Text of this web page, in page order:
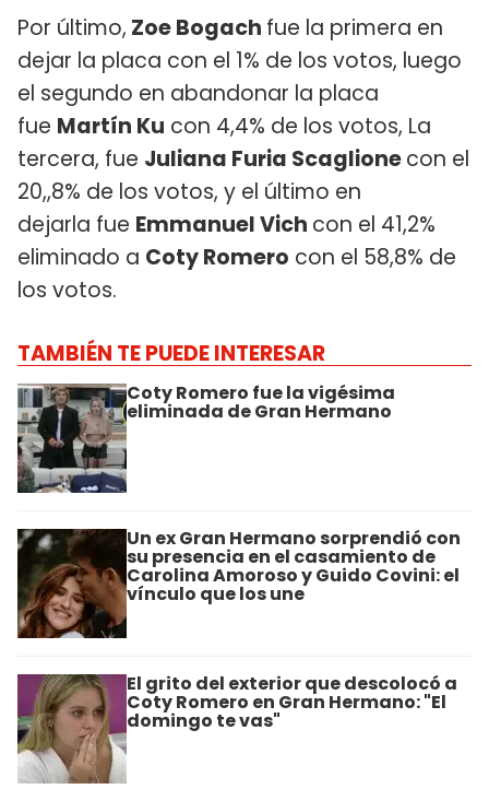
Por último, Zoe Bogach fue la primera en
dejar la placa con el 1% de los votos, luego
el segundo en abandonar la placa
fue Martín Ku con 4,4% de los votos, La
tercera, fue Juliana Furia Scaglionecon el
20,,8% de los votos, y el último en
dejarla fue Emmanuel Vich con el 41,2%
eliminado a Coty Romero con el 58,8% de
los votos.
TAMBIÉN TE PUEDE INTERESAR
Coty Romero fue la vigésima
eliminada de Gran Hermano
Un ex Gran Hermano sorprendió con
su presencia en el casamiento de
Carolina Amoroso y Guido Covini: el
vínculo que los une
El grito del exterior que descolocó a
Coty Romero en Gran Hermano: "El
domingo te vas"